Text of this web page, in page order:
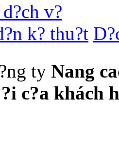
v?
k? thu?t
ty Nang
c?a khách